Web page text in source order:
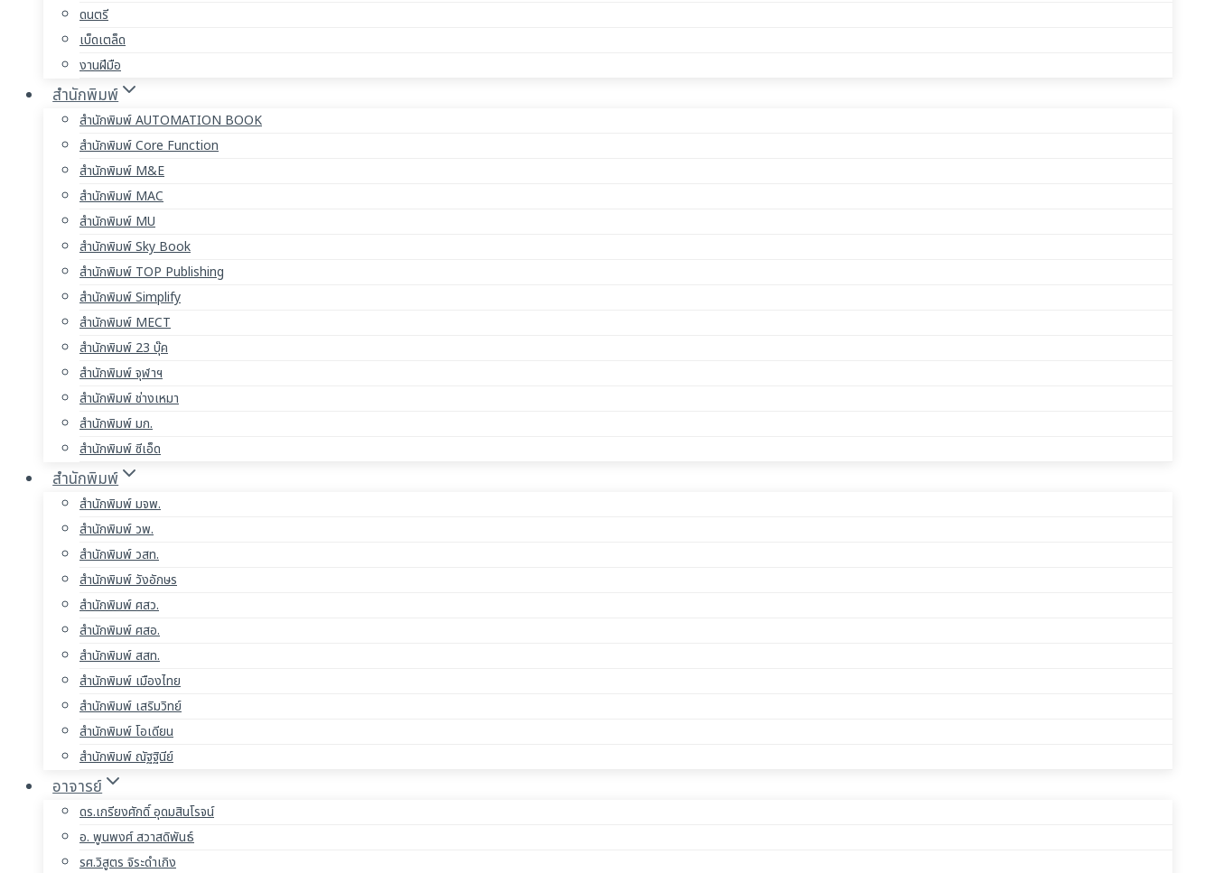
ดนตรี
เบ็ดเตล็ด
งานฝีมือ
สำนักพิมพ์
สำนักพิมพ์ AUTOMATION BOOK
สำนักพิมพ์ Core Function
สำนักพิมพ์ M&E
สำนักพิมพ์ MAC
สำนักพิมพ์ MU
สำนักพิมพ์ Sky Book
สำนักพิมพ์ TOP Publishing
สำนักพิมพ์ Simplify
สำนักพิมพ์ MECT
สำนักพิมพ์ 23 บุ๊ค
สำนักพิมพ์ จุฬาฯ
สำนักพิมพ์ ช่างเหมา
สำนักพิมพ์ มก.
สำนักพิมพ์ ซีเอ็ด
สำนักพิมพ์
สำนักพิมพ์ มจพ.
สำนักพิมพ์ วพ.
สำนักพิมพ์ วสท.
สำนักพิมพ์ วังอักษร
สำนักพิมพ์ ศสว.
สำนักพิมพ์ ศสอ.
สำนักพิมพ์ สสท.
สำนักพิมพ์ เมืองไทย
สำนักพิมพ์ เสริมวิทย์
สำนักพิมพ์ โอเดียน
สำนักพิมพ์ ณัฐฐินีย์
อาจารย์
ดร.เกรียงศักดิ์ อุดมสินโรจน์
อ. พูนพงศ์ สวาสดิพันธ์
รศ.วิสูตร จิระดำเกิง